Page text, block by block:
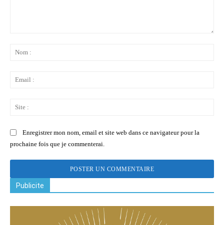
Enregistrer mon nom, email et site web dans ce navigateur pour la
prochaine fois que je commenterai.
Publicite